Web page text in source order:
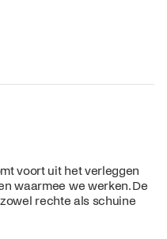
voort uit het verleggen
waarmee we werken. De
rechte als schuine